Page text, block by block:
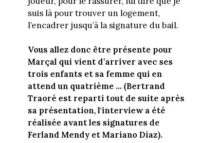
suis là pour trouver un logement,
l’encadrer jusqu’à la signature du bail.
Vous allez donc être présente pour
Marçal qui vient d’arriver avec ses
trois enfants et sa femme qui en
attend un quatrième ... (Bertrand
Traoré est reparti tout de suite après
sa présentation, l'interview a été
réalisée avant les signatures de
Ferland Mendy et Mariano Diaz).